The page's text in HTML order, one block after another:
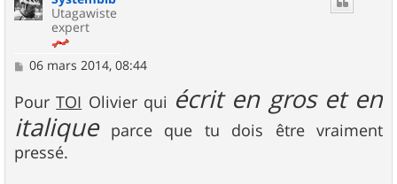
Utagawiste
expert
M
s
a
g
e
06 mars 2014, 08:44
PourTOI Olivier qui écrit en gros et en
italiqueparce que tu dois être vraiment
pressé.